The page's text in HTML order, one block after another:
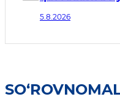
5.8.2026